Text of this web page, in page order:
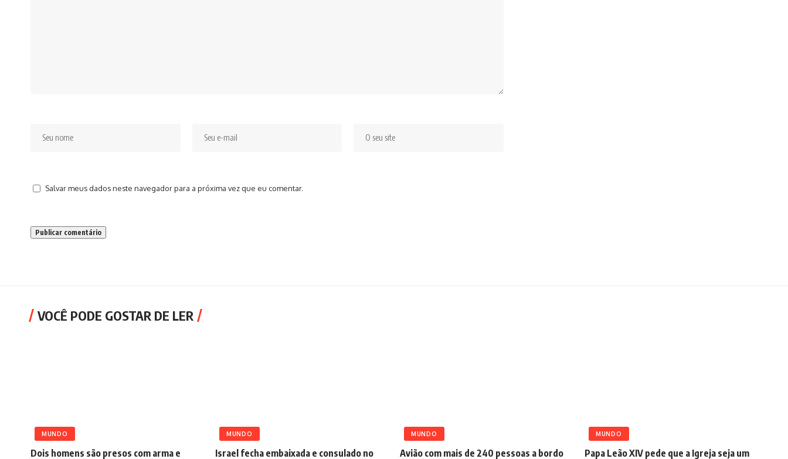
Salvar meus dados neste navegador para a próxima vez que eu comentar.
VOCÊ PODE GOSTAR DE LER
MUNDO
Dois homens são presos com arma e
MUNDO
Israel fecha embaixada e consulado no
MUNDO
Avião com mais de 240 pessoas a bordo
MUNDO
Papa Leão XIV pede que a Igreja seja um